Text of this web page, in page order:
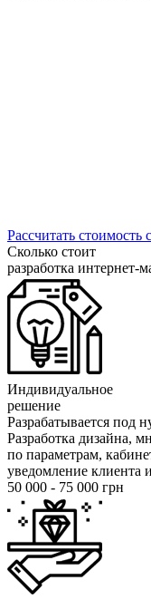
Рассчитать стоимость
Сколько стоит
разработка интернет-
Индивидуальное
решение
Разрабатывается под
Разработка дизайна,
по параметрам,
уведомление клиента
50 000 - 75 000 грн